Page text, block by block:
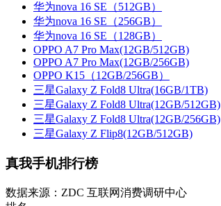
华为nova 16 SE（512GB）
华为nova 16 SE（256GB）
华为nova 16 SE（128GB）
OPPO A7 Pro Max(12GB/512GB)
OPPO A7 Pro Max(12GB/256GB)
OPPO K15（12GB/256GB）
三星Galaxy Z Fold8 Ultra(16GB/1TB)
三星Galaxy Z Fold8 Ultra(12GB/512GB)
三星Galaxy Z Fold8 Ultra(12GB/256GB)
三星Galaxy Z Flip8(12GB/512GB)
真我手机排行榜
数据来源：ZDC 互联网消费调研中心